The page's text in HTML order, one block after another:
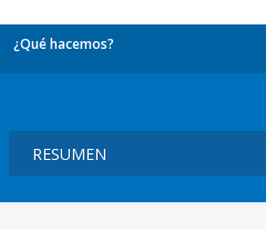
¿Qué hacemos?